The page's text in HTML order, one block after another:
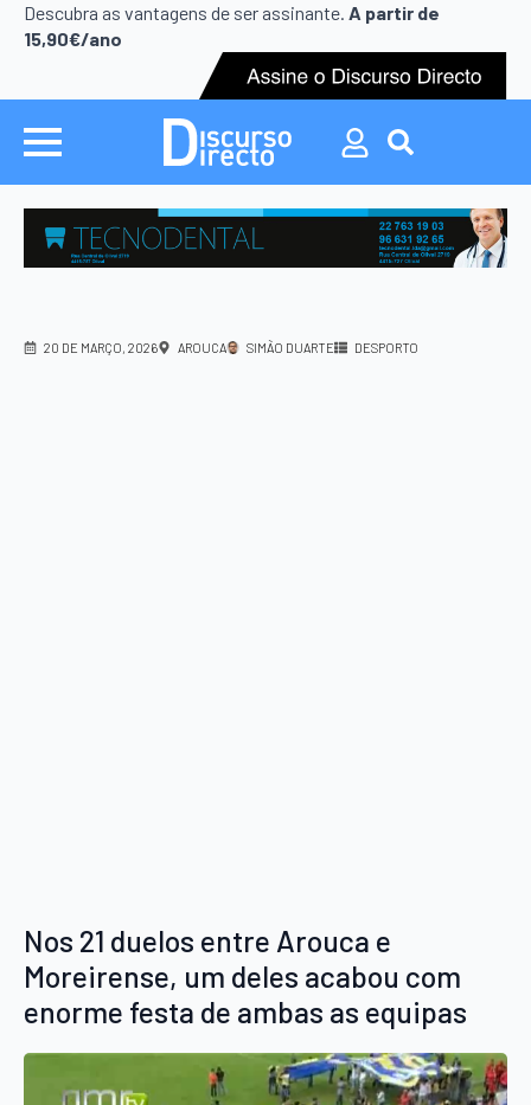
Descubra as vantagens de ser assinante. A partir de
15,90€/ano
Search
for:
20 DE MARÇO, 2026 AROUCA SIMÃO DUARTE DESPORTO
Nos 21 duelos entre Arouca e
Moreirense, um deles acabou com
enorme festa de ambas as equipas